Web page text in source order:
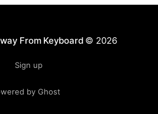
From Keyboard© 2026
Sign up
by Ghost